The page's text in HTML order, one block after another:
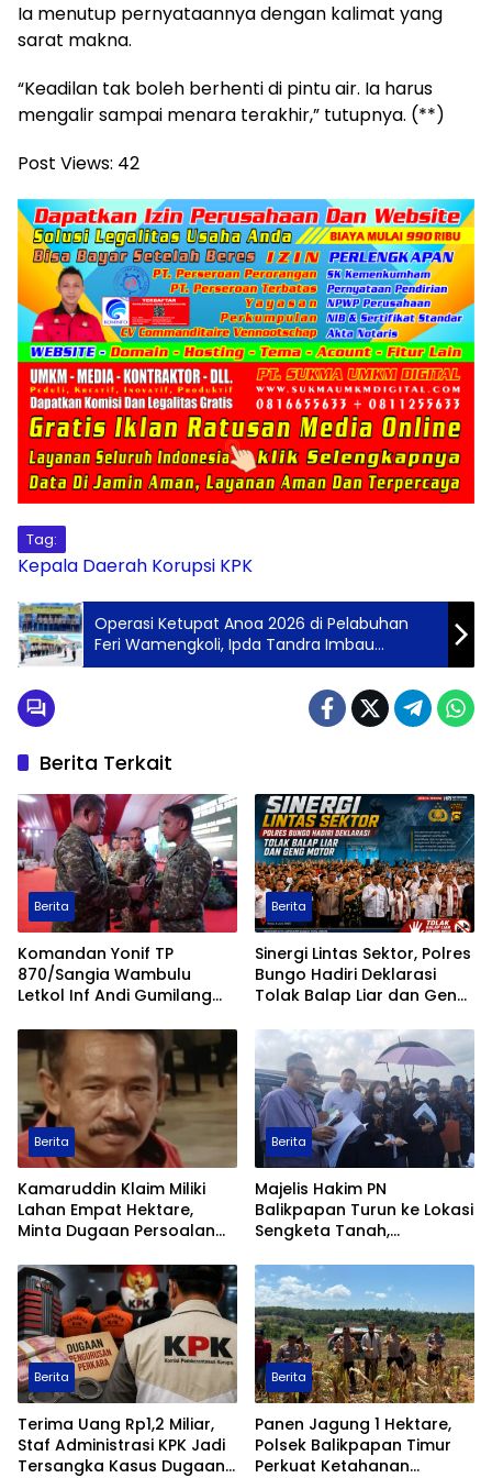
Ia menutup pernyataannya dengan kalimat yang
sarat makna.
“Keadilan tak boleh berhenti di pintu air. Ia harus
mengalir sampai menara terakhir,” tutupnya. (**)
Post Views: 42
Tag:
Kepala Daerah Korupsi KPK
Operasi Ketupat Anoa 2026 di Pelabuhan
Feri Wamengkoli, Ipda Tandra Imbau
Pemudik Harus Utamakan Keselamatan
Berita Terkait
Berita
Komandan Yonif TP
870/Sangia Wambulu
Letkol Inf Andi Gumilang
Renang Militer Tahun 2026
Berita
Sinergi Lintas Sektor, Polres
Bungo Hadiri Deklarasi
Tolak Balap Liar dan Geng
Berita
Kamaruddin Klaim Miliki
Lahan Empat Hektare,
Minta Dugaan Persoalan
Transparan
Berita
Majelis Hakim PN
Balikpapan Turun ke Lokasi
Sengketa Tanah,
Perkuat Pencarian Fakta
Hukum
Berita
Terima Uang Rp1,2 Miliar,
Staf Administrasi KPK Jadi
Tersangka Kasus Dugaan
Berita
Panen Jagung 1 Hektare,
Polsek Balikpapan Timur
Perkuat Ketahanan